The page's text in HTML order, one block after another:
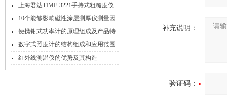
上海君达TIME-3221手持式粗糙度仪
的十三个特点
10个能够影响磁性涂层测厚仪测量因
素
便携钳式功率计的原理组成及产品特
点概述
数字式照度计的结构组成和应用范围
说明
红外线测温仪的优势及其构造
补充说明：
验证码：